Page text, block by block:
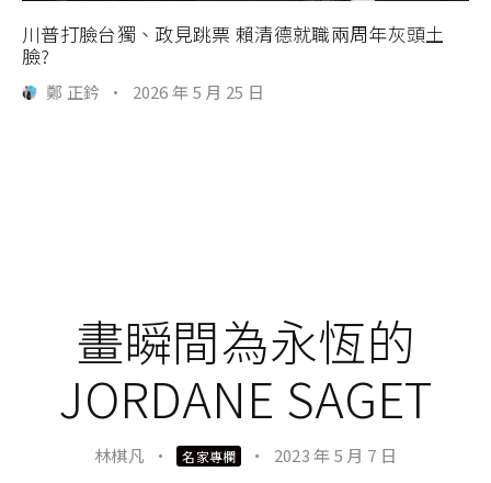
川普打臉台獨、政見跳票 賴清德就職兩周年灰頭土
臉?
鄭 正鈐 · 2026 年 5 月 25 日
畫瞬間為永恆的
JORDANE SAGET
林棋凡 · 名家專欄 · 2023 年 5 月 7 日